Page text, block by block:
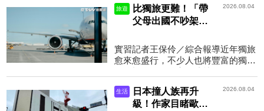
跟家人都去飲料店實習學...
旅遊
比獨旅更難！「帶
父母出國不吵架」
網友點頭：情緒穩
定的證明
2026.08.04
實習記者王保伶／綜合報導近年獨旅
愈來愈盛行，不少人也將豐富的獨旅
害」，真正值得寫進履...
生活
日本撞人族再升
級！作家目睹歐吉
2026.08.04